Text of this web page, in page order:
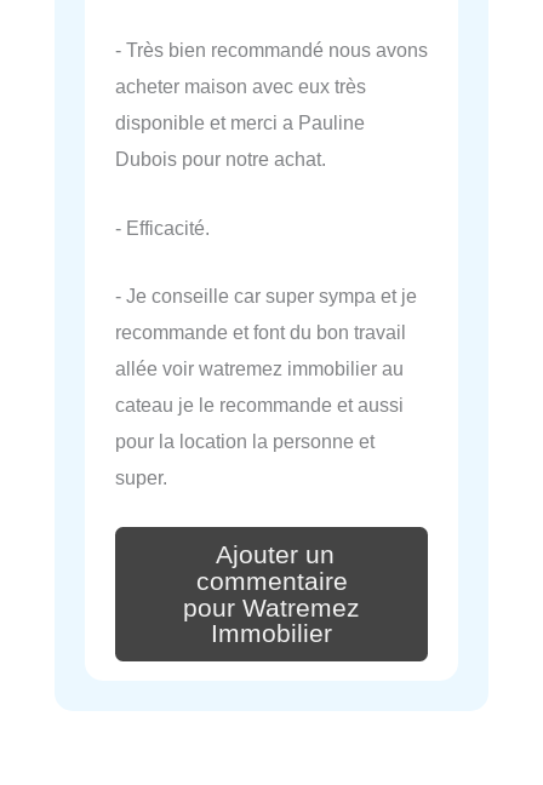
- Très bien recommandé nous avons
acheter maison avec eux très
disponible et merci a Pauline
Dubois pour notre achat.
- Efficacité.
- Je conseille car super sympa et je
recommande et font du bon travail
allée voir watremez immobilier au
cateau je le recommande et aussi
pour la location la personne et
super.
Ajouter un
commentaire
pour Watremez
Immobilier